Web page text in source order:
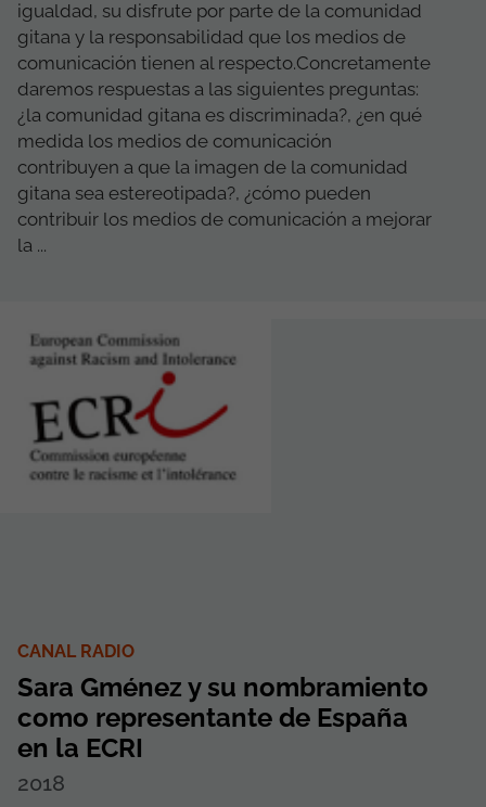
igualdad, su disfrute por parte de la comunidad
gitana y la responsabilidad que los medios de
comunicación tienen al respecto.Concretamente
daremos respuestas a las siguientes preguntas:
¿la comunidad gitana es discriminada?, ¿en qué
medida los medios de comunicación
contribuyen a que la imagen de la comunidad
gitana sea estereotipada?, ¿cómo pueden
contribuir los medios de comunicación a mejorar
la ...
CANAL RADIO
Sara Gménez y su nombramiento
como representante de España
en la ECRI
2018